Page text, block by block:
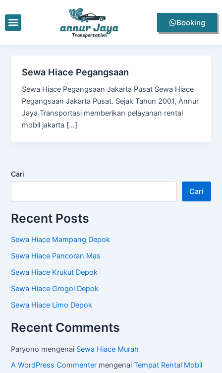
ke
konten
Menu Booking
Sewa Hiace Pegangsaan
Sewa Hiace Pegangsaan Jakarta Pusat Sewa Hiace
Pegangsaan Jakarta Pusat. Sejak Tahun 2001, Annur
Jaya Transportasi memberikan pelayanan rental
mobil jakarta […]
Cari
Cari
Recent Posts
Sewa Hiace Mampang Depok
Sewa Hiace Pancoran Mas
Sewa Hiace Krukut Depok
Sewa Hiace Grogol Depok
Sewa Hiace Limo Depok
Recent Comments
Paryono mengenai Sewa Hiace Murah
A WordPress Commenter mengenaiTempat Rental Mobil